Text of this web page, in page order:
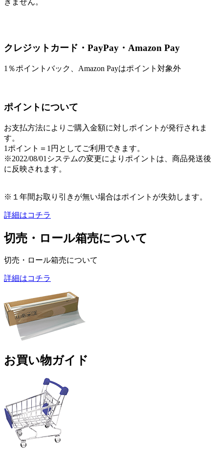
クレジットカード・PayPay・Amazon Pay
1％ポイントバック、Amazon Payはポイント対象外
ポイントについて
お支払方法によりご購入金額に対しポイントが発行されま
す。
1ポイント＝1円としてご利用できます。
※2022/08/01システムの変更によりポイントは、商品発送後
に反映されます。
※１年間お取り引きが無い場合はポイントが失効します。
詳細はコチラ
切売・ロール箱売について
切売・ロール箱売について
詳細はコチラ
お買い物ガイド